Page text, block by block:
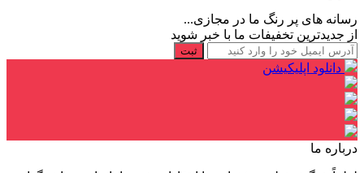
رسانه های پر رنگ ما در مجازی...
از جدیدترین تخفیفات ما با خبر شوید
ثبت
دانلود اپلیکیشن
درباره ما